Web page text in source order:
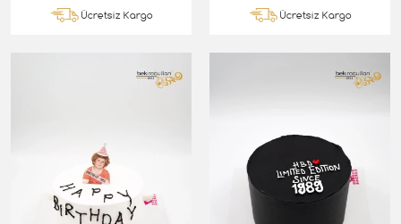
Ücretsiz Kargo Ücretsiz Kargo